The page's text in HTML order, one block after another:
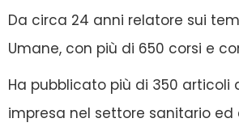
Da circa 24 anni relatore sui
Umane, con più di 650 corsi e
Ha pubblicato più di 350
impresa nel settore sanitario